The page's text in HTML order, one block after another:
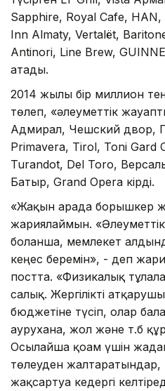
Sapphire, Royal Cafe,
Inn Almaty, Vertalёt,
Antinori, Line Brew,
атады.
2014 жылы бір миллион
төлеп, «әлеуметтік
Адмирал, Чешский двор,
Primavera, Tirol, Toni Gard
Turandot, Del Toro,
Батыр, Grand Opera кірді.
«Жақын арада борышкер
жариялаймын.
болғанша, мемлекет
кеңес беремін», - деп
постта. «Физикалық
салық. Жергілікті
бюджетіне түсіп, олар
аурухана, жол және т.б
Осылайша қоғам үшін
төлеуден жалтаратындар,
жақсартуға кедергі